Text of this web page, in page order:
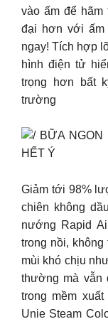
vào ấm để hãm
đại hơn với ấm
ngay! Tích hợp
hình điện tử
trọng hơn bất
trường
BỮA NGON
HẾT Ý
Giảm tới 98%
chiên không
nướng Rapid
trong nồi,
mùi khó chịu
thường mà vẫn
trong mềm
Unie Steam